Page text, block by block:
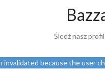
Śledź nasz
because the user